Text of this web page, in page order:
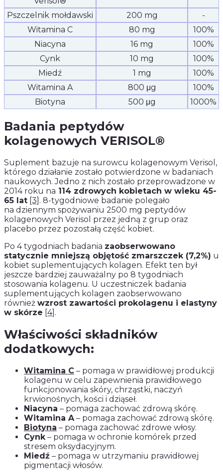
Pszczelnik mołdawski
200 mg
-
Witamina C
80 mg
100%
Niacyna
16 mg
100%
Cynk
10 mg
100%
Miedź
1 mg
100%
Witamina A
800 μg
100%
Biotyna
500 μg 1000%
Badania peptydów
kolagenowych VERISOL®
Suplement bazuje na surowcu kolagenowym Verisol,
którego działanie zostało potwierdzone w badaniach
naukowych. Jedno z nich zostało przeprowadzone w
2014 roku na 114 zdrowych kobietach w wieku 45-
65 lat [3] . 8-tygodniowe badanie polegało
na dziennym spożywaniu 2500 mg peptydów
kolagenowych Verisol przez jedną z grup oraz
placebo przez pozostałą część kobiet.
Po 4 tygodniach badania zaobserwowano
statycznie mniejszą objętość zmarszczek (7,2%) u
kobiet suplementujących kolagen. Efekt ten był
jeszcze bardziej zauważalny po 8 tygodniach
stosowania kolagenu. U uczestniczek badania
suplementujących kolagen zaobserwowano
również wzrost zawartości prokolagenu i elastyny
w skórze [4] .
Właściwości składników
dodatkowych:
Witamina C – pomaga w prawidłowej produkcji
kolagenu w celu zapewnienia prawidłowego
funkcjonowania skóry, chrząstki, naczyń
krwionośnych, kości i dziąseł.
Niacyna – pomaga zachować zdrową skórę.
Witamina A– pomaga zachować zdrową skórę.
Biotyna – pomaga zachować zdrowe włosy.
Cynk– pomaga w ochronie komórek przed
stresem oksydacyjnym.
Miedź – pomaga w utrzymaniu prawidłowej
pigmentacji włosów.